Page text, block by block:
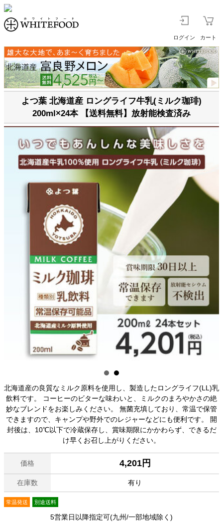
ログイン カート
よつ葉 北海道産 ロングライフ牛乳(ミルク珈琲)
200ml×24本 【送料無料】放射能検査済み
北海道産の良質なミルク原料を使用し、製造したロングライフ(LL)乳
飲料です。 コーヒーのビターな味わいと、ミルクのまろやかさの絶
妙なブレンドをお楽しみください。 無菌充填しており、常温で保管
できますので、キャンプや野外でのレジャーなどにも便利です。 開
封後は、10℃以下で冷蔵保存し、賞味期限にかかわらず、できるだ
け早くお召し上がりください。
価格 4,201円
在庫数 有り
常温発送 別途送料
5営業日以降指定可(九州/一部地域除く)